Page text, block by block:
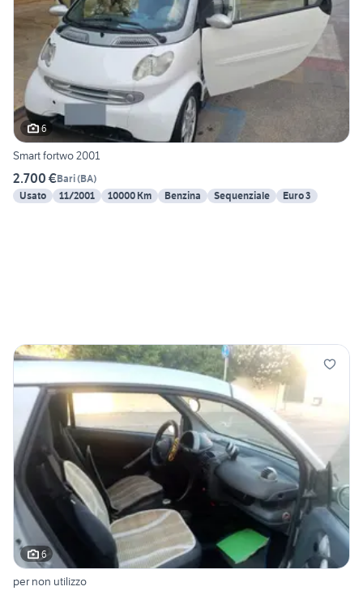
6
Smart fortwo 2001
2.700 €Bari(BA)
Usato
11/2001 10000 Km Benzina Sequenziale Euro 3
6
per non utilizzo